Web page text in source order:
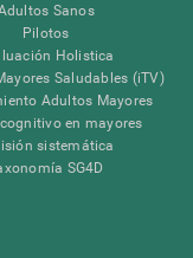
Sanos
Pilotos
Holistica
Saludables (iTV)
Adultos Mayores
en mayores
sistemática
SG4D